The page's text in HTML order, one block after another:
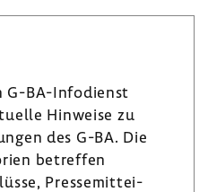
G-​BA-Infodienst
Hinweise zu
des G-BA. Die
betreffen
Pres­se­mit­tei­